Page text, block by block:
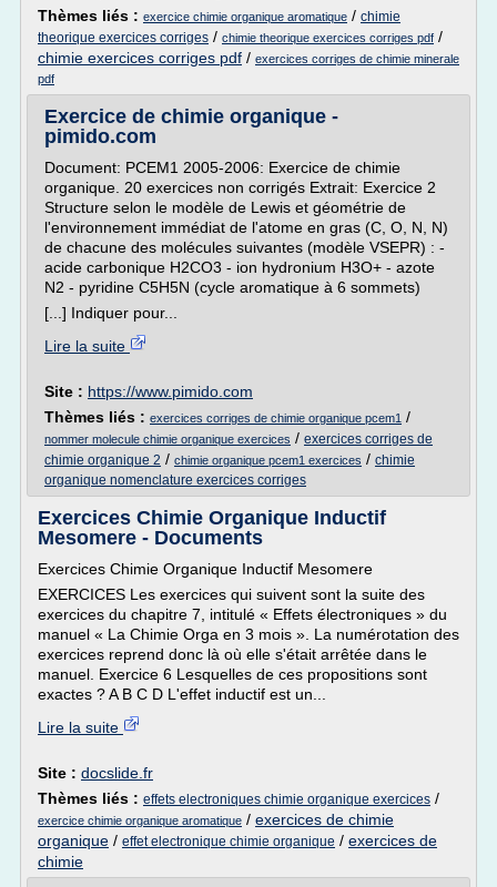
Thèmes liés : exercice chimie organique aromatique / chimie
theorique exercices corriges / chimie theorique exercices corriges pdf /
chimie exercices corriges pdf / exercices corriges de chimie minerale
pdf
Exercice de chimie organique -
pimido.com
Document: PCEM1 2005-2006: Exercice de chimie
organique. 20 exercices non corrigés Extrait: Exercice 2
Structure selon le modèle de Lewis et géométrie de
l'environnement immédiat de l'atome en gras (C, O, N, N)
de chacune des molécules suivantes (modèle VSEPR) : -
acide carbonique H2CO3 - ion hydronium H3O+ - azote
N2 - pyridine C5H5N (cycle aromatique à 6 sommets)
[...] Indiquer pour...
Lire la suite
Site : https://www.pimido.com
Thèmes liés : exercices corriges de chimie organique pcem1 /
nommer molecule chimie organique exercices / exercices corriges de
chimie organique 2 / chimie organique pcem1 exercices / chimie
organique nomenclature exercices corriges
Exercices Chimie Organique Inductif
Mesomere - Documents
Exercices Chimie Organique Inductif Mesomere
EXERCICES Les exercices qui suivent sont la suite des
exercices du chapitre 7, intitulé « Effets électroniques » du
manuel « La Chimie Orga en 3 mois ». La numérotation des
exercices reprend donc là où elle s'était arrêtée dans le
manuel. Exercice 6 Lesquelles de ces propositions sont
exactes ? A B C D L'effet inductif est un...
Lire la suite
Site : docslide.fr
Thèmes liés : effets electroniques chimie organique exercices /
exercice chimie organique aromatique / exercices de chimie
organique / effet electronique chimie organique / exercices de
chimie